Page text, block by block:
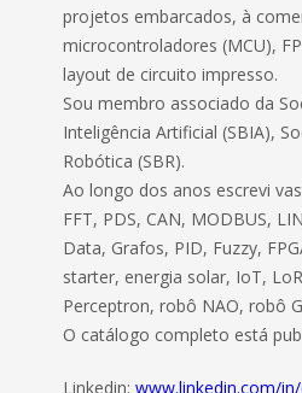
projetos embarcados, à
microcontroladores (MCU),
layout de circuito impresso.
Sou membro associado da
Inteligência Artificial (SBIA),
Robótica (SBR).
Ao longo dos anos escrevi
FFT, PDS, CAN, MODBUS,
Data, Grafos, PID, Fuzzy,
starter, energia solar, IoT,
Perceptron, robô NAO, robô
O catálogo completo está
Linkedin:www.linkedin.com/